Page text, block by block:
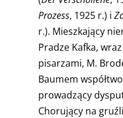
Prozess, 1925 r.) i
r.). Mieszkający
Pradze Kafka,
pisarzami, M.
Baumem
prowadzący
Chorujący na